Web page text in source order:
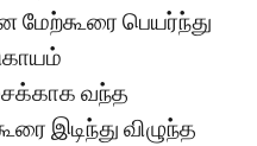
மேற்கூரை பெயர்ந்து
வந்த
இடிந்து விழுந்த